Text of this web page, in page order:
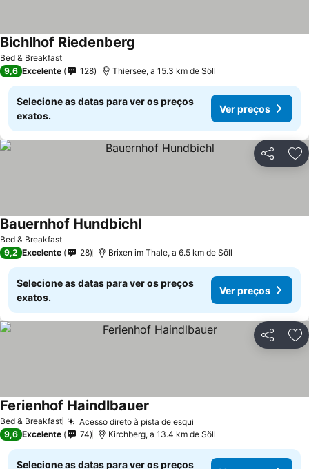
Bed & Breakfast
Bichlhof Riedenberg
9,6 Excelente 128 Thiersee, a 15.3 km de Söll
Selecione as datas para ver os preços
exatos.
Ver preços
Partilhar
Bed & Breakfast
Bauernhof HundbichlVer preços
9,2 Excelente 28 Brixen im Thale, a 6.5 km de Söll
Selecione as datas para ver os preços
exatos.
Ver preços
Partilhar
Bed & Breakfast Acesso direto à pista de esqui
Ferienhof Haindlbauer
9,6 Excelente 74 Kirchberg, a 13.4 km de Söll
Selecione as datas para ver os preços